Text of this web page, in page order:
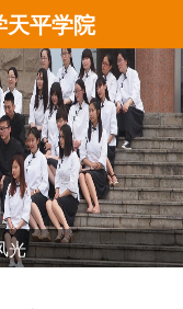
天平学院
光